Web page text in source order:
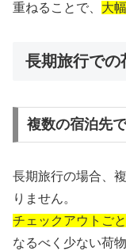
重ねることで、 大
長期旅行での
複数の宿泊先
長期旅行の場合、
りません。
チェックアウトご
なるべく少ない荷